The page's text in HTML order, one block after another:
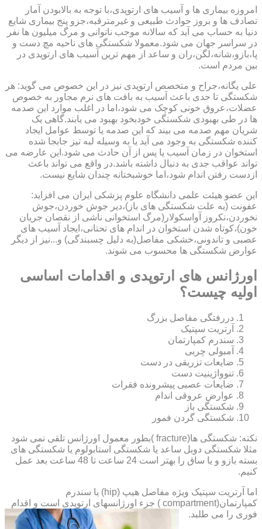
امروزه بیماری ها و آسیب های ارتوپدی،با توجه به بالابودن آمار
تصادف ها و بروز حوادث طبیعی و غیرمترقبه،جزو پنج بیماری شایع
دنیا به حساب می آید که سالانه موجب ناتوانی و مرگ میلیون ها نفر
در سراسر جهان می شود.معمولا شکستگی های ناحیه مچ دست و
پا،بازو،شانه،لگن،ران و ساعد از مهم ترین آسیب های ارتوپدی در
بین مردم است.
علی یگانه،جراح و متخصص ارتوپدی نیز در این خصوص می گوید: هر
شکستگی تا حدی باعث آسیب به بافت های نرم مجاور به خصوص
عضلات،عروق خونی کوچک می شود،اما در اغلب موارد این صدمه
ها در طی بهبودی شکستگی خودبخود بهبود می یابند.گاهی یک
شریان مهم صدمه می بیند که این صدمه یا توسط عوامل ایجاد
کننده شکستگی به وجود می آید یا به وسیله لبه تیز جابجا شده
استخوان در زمان آسیب یا پس از آن حادث می شود.این عارضه می
تواند عواقب جدی به دنبال داشته باشد.در واقع می تواند باعث
ازدست رفتن اندام شود،اما خوشبختانه چندان شایع نیست.
این عضو هیئت علمی دانشگاه علوم پزشکی ایران می افزاید:
عفونت (به علت شکستگی های باز)،دیر جوش خوردن،جوش
نخوردن،نکروز آواسکولار(مرگ استخوانی ناشی از نقصان جریان
خون)،کوتاه شدن استخوان در اندام های تحتانی،ایجاد آسیب های
عصبی و تاندونی،خشکی مفاصل(به دلیل چسبندگی) و...نیز از دیگر
عوارض شکستگی ها محسوب می شوند.
اورژانس های ارتوپدی و اقدامات اساسی
اولیه چیست؟
دررفتگی مفاصل بزرگ
آرتریت سپتیک
سندرم کمپارتمان
آمبولی چربی
ضایعات تزریقی در دست
تنوواژینیت دست
ضایعات عصبی پیشرونده فقرات
عوارض عروقی اندام
شکستگی باز
شکستگی گردن فمور
نکته: شکستگی ها(fracture )بطور معمول اورژانس تلقی نمی شود
مثلا شکستگی دوبل ساعد یا شکستگی استابولوم یا شکستگی های
بسته بازو و یا ساق را بهتر است 24 ساعت تا 48 ساعت بعد عمل
کنیم.
اما آرتریت سپتیک ویژه مفاصل هیپ (hip) یا سندرم
کمپارتمان(compartment ) جزء اورژانسهای ارتوپدی است و اقدام
فوری را می طلبد.